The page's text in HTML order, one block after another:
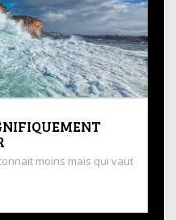
moins mais qui vaut